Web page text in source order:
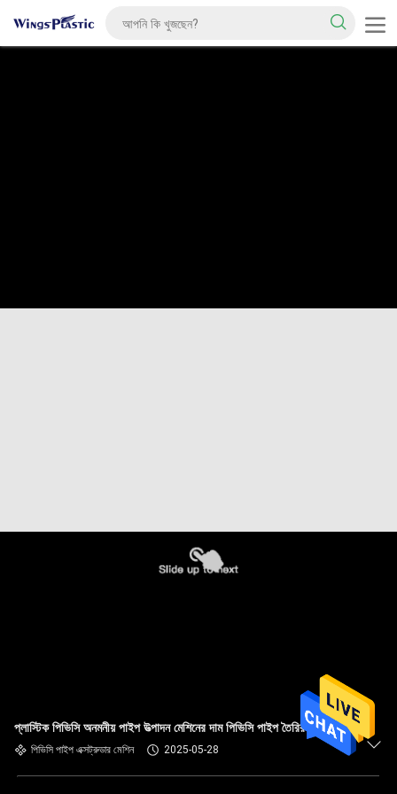
প্লাস্টিক পিভিসি অনমনীয় পাইপ উত্পাদন মেশিনের দাম পিভিসি পাইপ তৈরির মেশিন
পিভিসি পাইপ এক্সট্রুডার মেশিন 2025-05-28